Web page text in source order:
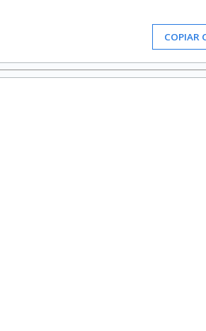
COPIAR